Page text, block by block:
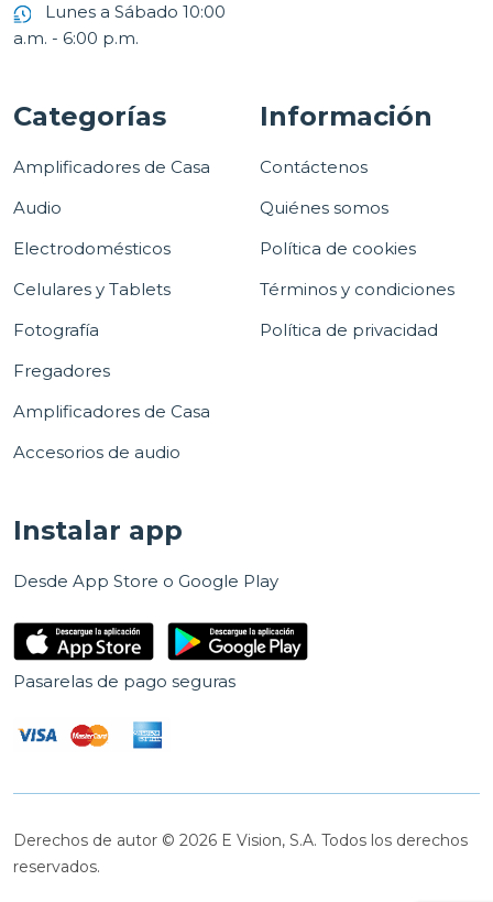
Lunes a Sábado 10:00
a.m. - 6:00 p.m.
Categorías
Amplificadores de Casa
Audio
Electrodomésticos
Celulares y Tablets
Fotografía
Fregadores
Amplificadores de Casa
Accesorios de audio
Información
Contáctenos
Quiénes somos
Política de cookies
Términos y condiciones
Política de privacidad
Instalar app
Desde App Store o Google Play
Pasarelas de pago seguras
Derechos de autor © 2026 E Vision, S.A. Todos los derechos
reservados.